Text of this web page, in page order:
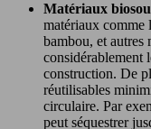
Matériaux
matériaux comme
bambou, et autres
considérablement
construction. De
réutilisables
circulaire. Par
peut séquestrer